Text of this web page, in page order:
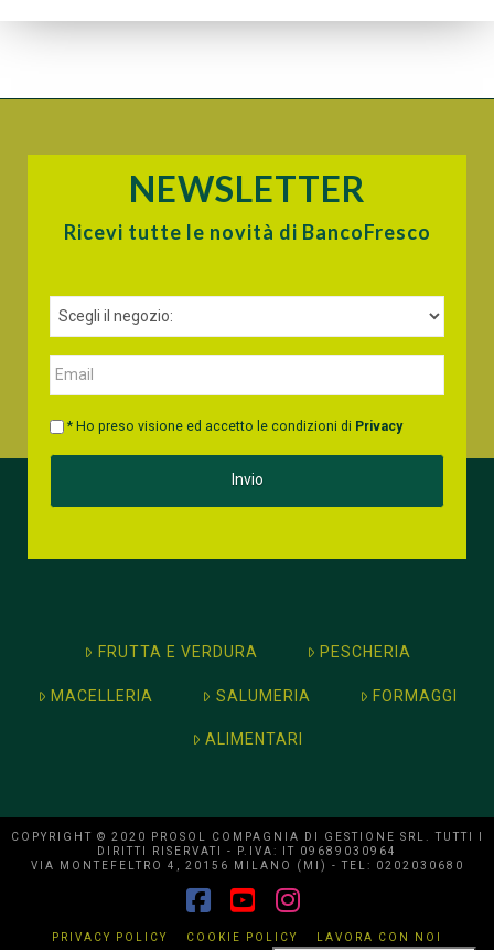
NEWSLETTER
Ricevi tutte le novità di BancoFresco
* Ho preso visione ed accetto le condizioni di Privacy
FRUTTA E VERDURA PESCHERIA
MACELLERIA SALUMERIA FORMAGGI
ALIMENTARI
COPYRIGHT © 2020 PROSOL COMPAGNIA DI GESTIONE SRL. TUTTI I
DIRITTI RISERVATI - P.IVA: IT 09689030964
VIA MONTEFELTRO 4, 20156 MILANO (MI) - TEL: 0202030680
PRIVACY POLICY COOKIE POLICY LAVORA CON NOI